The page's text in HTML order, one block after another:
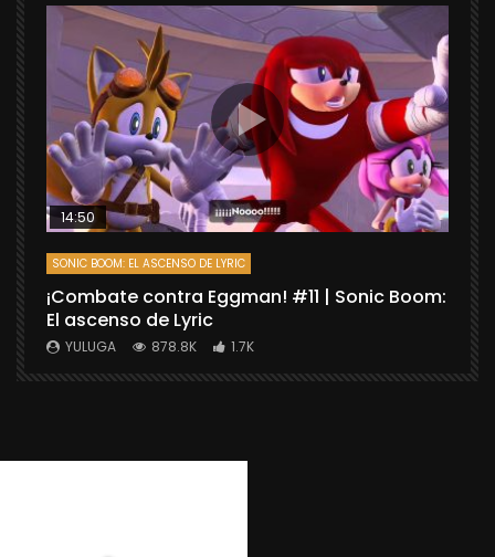
14:50
SONIC BOOM: EL ASCENSO DE LYRIC
¡Combate contra Eggman! #11 | Sonic Boom:
El ascenso de Lyric
YULUGA 878.8K 1.7K